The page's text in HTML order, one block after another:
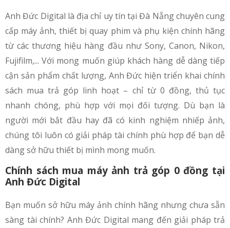
Anh Đức Digital là địa chỉ uy tín tại Đà Nẵng chuyên cung
cấp máy ảnh, thiết bị quay phim và phụ kiện chính hãng
từ các thương hiệu hàng đầu như Sony, Canon, Nikon,
Fujifilm,... Với mong muốn giúp khách hàng dễ dàng tiếp
cận sản phẩm chất lượng, Anh Đức hiện triển khai chính
sách mua trả góp linh hoạt – chỉ từ 0 đồng, thủ tục
nhanh chóng, phù hợp với mọi đối tượng. Dù bạn là
người mới bắt đầu hay đã có kinh nghiệm nhiếp ảnh,
chúng tôi luôn có giải pháp tài chính phù hợp để bạn dễ
dàng sở hữu thiết bị mình mong muốn.
Chính sách mua máy ảnh trả góp 0 đồng tại
Anh Đức Digital
Bạn muốn sở hữu máy ảnh chính hãng nhưng chưa sẵn
sàng tài chính? Anh Đức Digital mang đến giải pháp trả